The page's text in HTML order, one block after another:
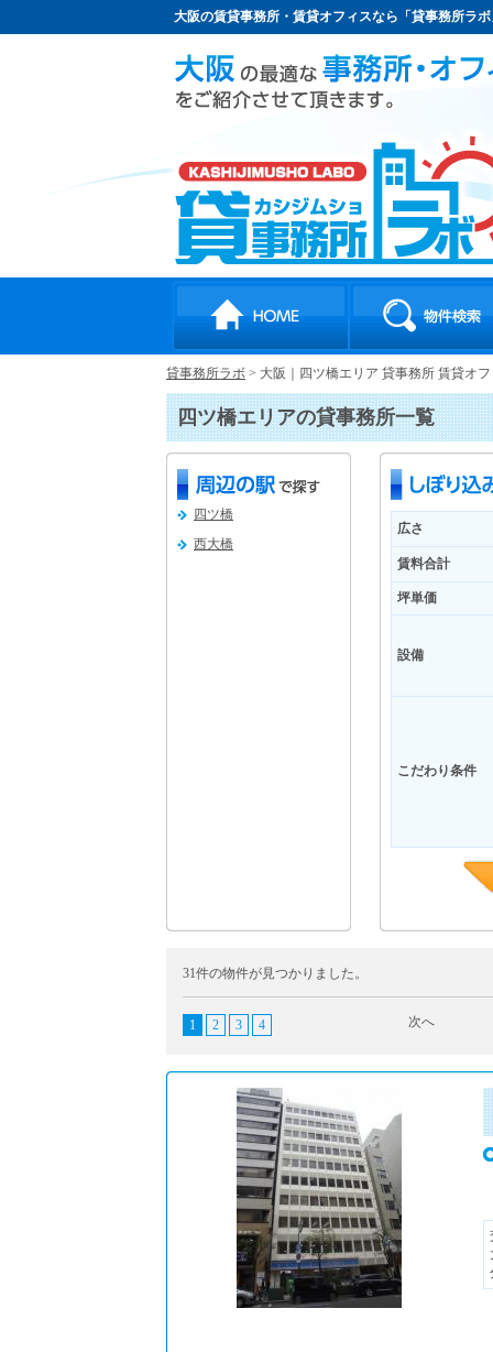
大阪の賃貸事務所・賃貸オフィスなら「貸事務所ラ
貸事務所ラボ > 大阪｜四ツ橋エリア 貸事務所 賃貸オ
四ツ橋エリアの貸事務所一覧
四ツ橋
西大橋
広さ
賃料合計
坪単価
設備
こだわり条件
31件の物件が見つかりました。
1 2 3 4 次へ